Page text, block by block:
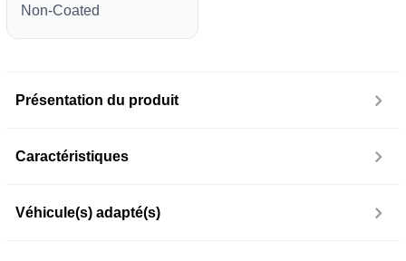
Non-Coated
Présentation du produit
Caractéristiques
Véhicule(s) adapté(s)